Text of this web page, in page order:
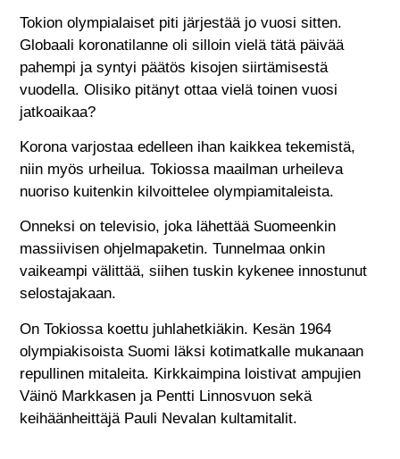
Tokion olympialaiset piti järjestää jo vuosi sitten.
Globaali koronatilanne oli silloin vielä tätä päivää
pahempi ja syntyi päätös kisojen siirtämisestä
vuodella. Olisiko pitänyt ottaa vielä toinen vuosi
jatkoaikaa?
Korona varjostaa edelleen ihan kaikkea tekemistä,
niin myös urheilua. Tokiossa maailman urheileva
nuoriso kuitenkin kilvoittelee olympiamitaleista.
Onneksi on televisio, joka lähettää Suomeenkin
massiivisen ohjelmapaketin. Tunnelmaa onkin
vaikeampi välittää, siihen tuskin kykenee innostunut
selostajakaan.
On Tokiossa koettu juhlahetkiäkin. Kesän 1964
olympiakisoista Suomi läksi kotimatkalle mukanaan
repullinen mitaleita. Kirkkaimpina loistivat ampujien
Väinö Markkasen ja Pentti Linnosvuon sekä
keihäänheittäjä Pauli Nevalan kultamitalit.